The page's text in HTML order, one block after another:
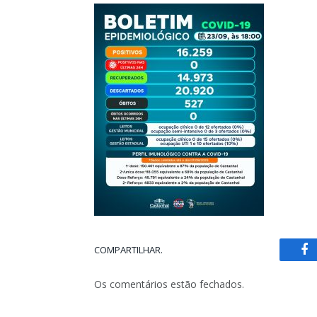
COMPARTILHAR.
Os comentários estão fechados.